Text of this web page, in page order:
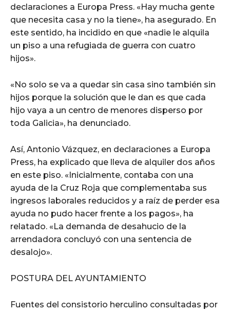
declaraciones a Europa Press. «Hay mucha gente
que necesita casa y no la tiene», ha asegurado. En
este sentido, ha incidido en que «nadie le alquila
un piso a una refugiada de guerra con cuatro
hijos».
«No solo se va a quedar sin casa sino también sin
hijos porque la solución que le dan es que cada
hijo vaya a un centro de menores disperso por
toda Galicia», ha denunciado.
Así, Antonio Vázquez, en declaraciones a Europa
Press, ha explicado que lleva de alquiler dos años
en este piso. «Inicialmente, contaba con una
ayuda de la Cruz Roja que complementaba sus
ingresos laborales reducidos y a raíz de perder esa
ayuda no pudo hacer frente a los pagos», ha
relatado. «La demanda de desahucio de la
arrendadora concluyó con una sentencia de
desalojo».
POSTURA DEL AYUNTAMIENTO
Fuentes del consistorio herculino consultadas por